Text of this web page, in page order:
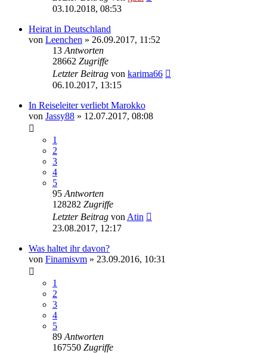
03.10.2018, 08:53
Heirat in Deutschland
von Leenchen » 26.09.2017, 11:52
13 Antworten
28662 Zugriffe
Letzter Beitrag von karima66
06.10.2017, 13:15
In Reiseleiter verliebt Marokko
von Jassy88 » 12.07.2017, 08:08
1
2
3
4
5
95 Antworten
128282 Zugriffe
Letzter Beitrag von Atin
23.08.2017, 12:17
Was haltet ihr davon?
von Finamisvm » 23.09.2016, 10:31
1
2
3
4
5
89 Antworten
167550 Zugriffe